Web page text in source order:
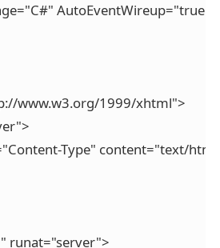
www.w3.org/1999/xhtml">
Type" content="text/
runat="server">